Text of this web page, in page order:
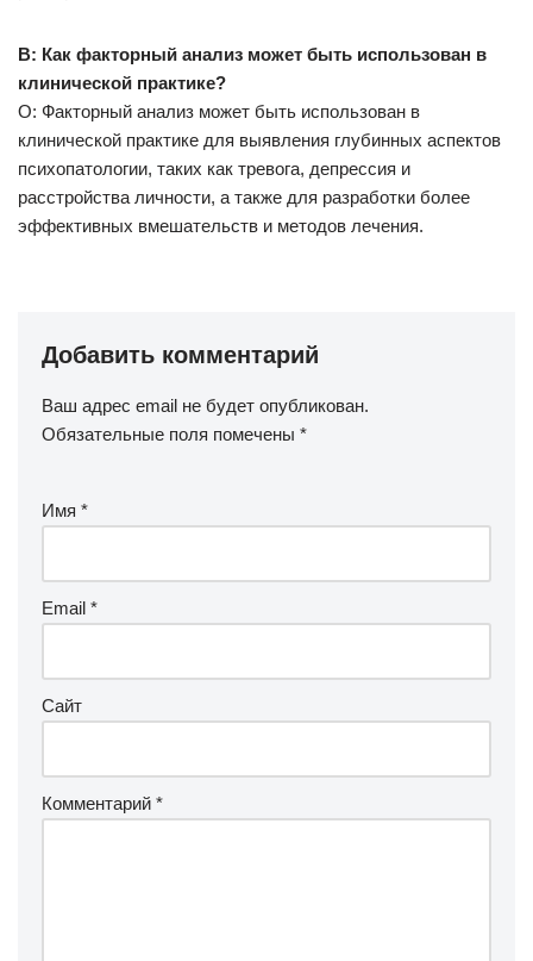
В: Как факторный анализ может быть использован в
клинической практике?
О: Факторный анализ может быть использован в
клинической практике для выявления глубинных аспектов
психопатологии, таких как тревога, депрессия и
расстройства личности, а также для разработки более
эффективных вмешательств и методов лечения.
Добавить комментарий
Ваш адрес email не будет опубликован.
Обязательные поля помечены *
Имя *
Email *
Сайт
Комментарий *